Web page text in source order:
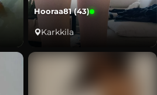
Hooraa81 (43)
Karkkila